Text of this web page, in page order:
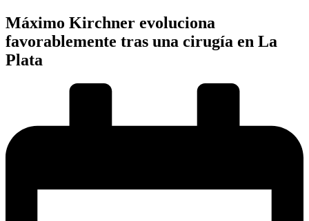
Máximo Kirchner evoluciona
favorablemente tras una cirugía en La
Plata